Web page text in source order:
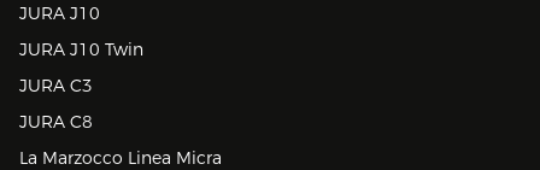
JURA J10
JURA J10 Twin
JURA C3
JURA C8
La Marzocco Linea Micra